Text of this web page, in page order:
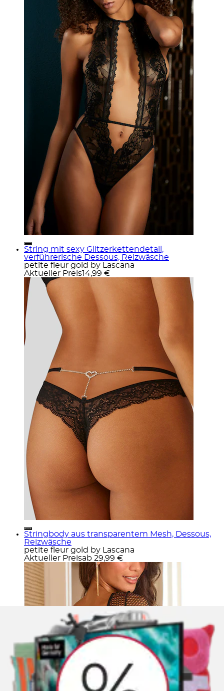
String mit sexy Glitzerkettendetail,
verführerische Dessous, Reizwäsche
petite fleur gold by Lascana
Aktueller Preis14,99 €
Stringbody aus transparentem Mesh, Dessous,
Reizwäsche
petite fleur gold by Lascana
Aktueller Preisab 29,99 €